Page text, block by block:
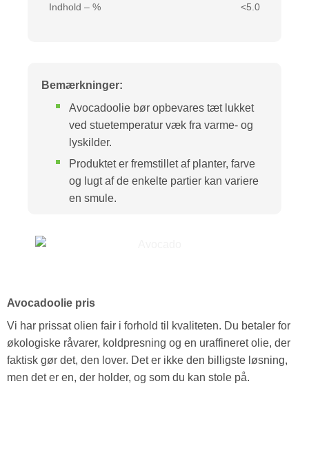
<5.0
Bemærkninger:
Avocadoolie bør opbevares tæt lukket
ved stuetemperatur væk fra varme- og
lyskilder.
Produktet er fremstillet af planter, farve
og lugt af de enkelte partier kan variere
en smule.
Avocadoolie pris
Vi har prissat olien fair i forhold til kvaliteten. Du betaler for
økologiske råvarer, koldpresning og en uraffineret olie, der
faktisk gør det, den lover. Det er ikke den billigste løsning,
men det er en, der holder, og som du kan stole på.